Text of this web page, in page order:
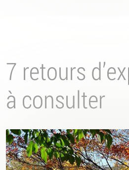
7 retours
à consulter